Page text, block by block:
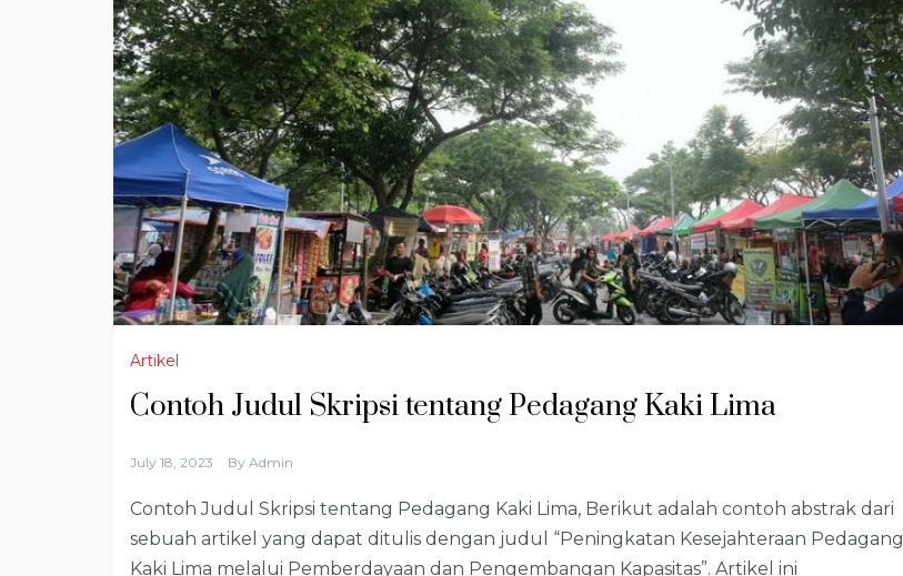
Artikel
Contoh Judul Skripsi tentang Pedagang Kaki Lima
July 18, 2023 By Admin
Contoh Judul Skripsi tentang Pedagang Kaki Lima, Berikut adalah contoh abstrak dari
sebuah artikel yang dapat ditulis dengan judul “Peningkatan Kesejahteraan Pedagang
Kaki Lima melalui Pemberdayaan dan Pengembangan Kapasitas”. Artikel ini